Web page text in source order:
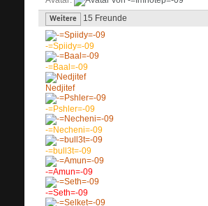
Weitere 15 Freunde
-=Spiidy=-09
-=Baal=-09
Nedjitef
-=Pshler=-09
-=Necheni=-09
-=bull3t=-09
-=Amun=-09
-=Seth=-09